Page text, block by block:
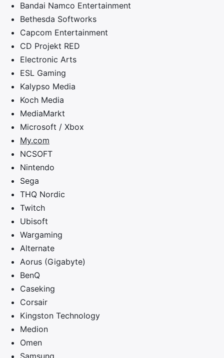
Bandai Namco Entertainment
Bethesda Softworks
Capcom Entertainment
CD Projekt RED
Electronic Arts
ESL Gaming
Kalypso Media
Koch Media
MediaMarkt
Microsoft / Xbox
My.com
NCSOFT
Nintendo
Sega
THQ Nordic
Twitch
Ubisoft
Wargaming
Alternate
Aorus (Gigabyte)
BenQ
Caseking
Corsair
Kingston Technology
Medion
Omen
Samsung